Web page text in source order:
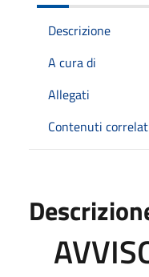
Descrizione
A cura di
Allegati
Contenuti